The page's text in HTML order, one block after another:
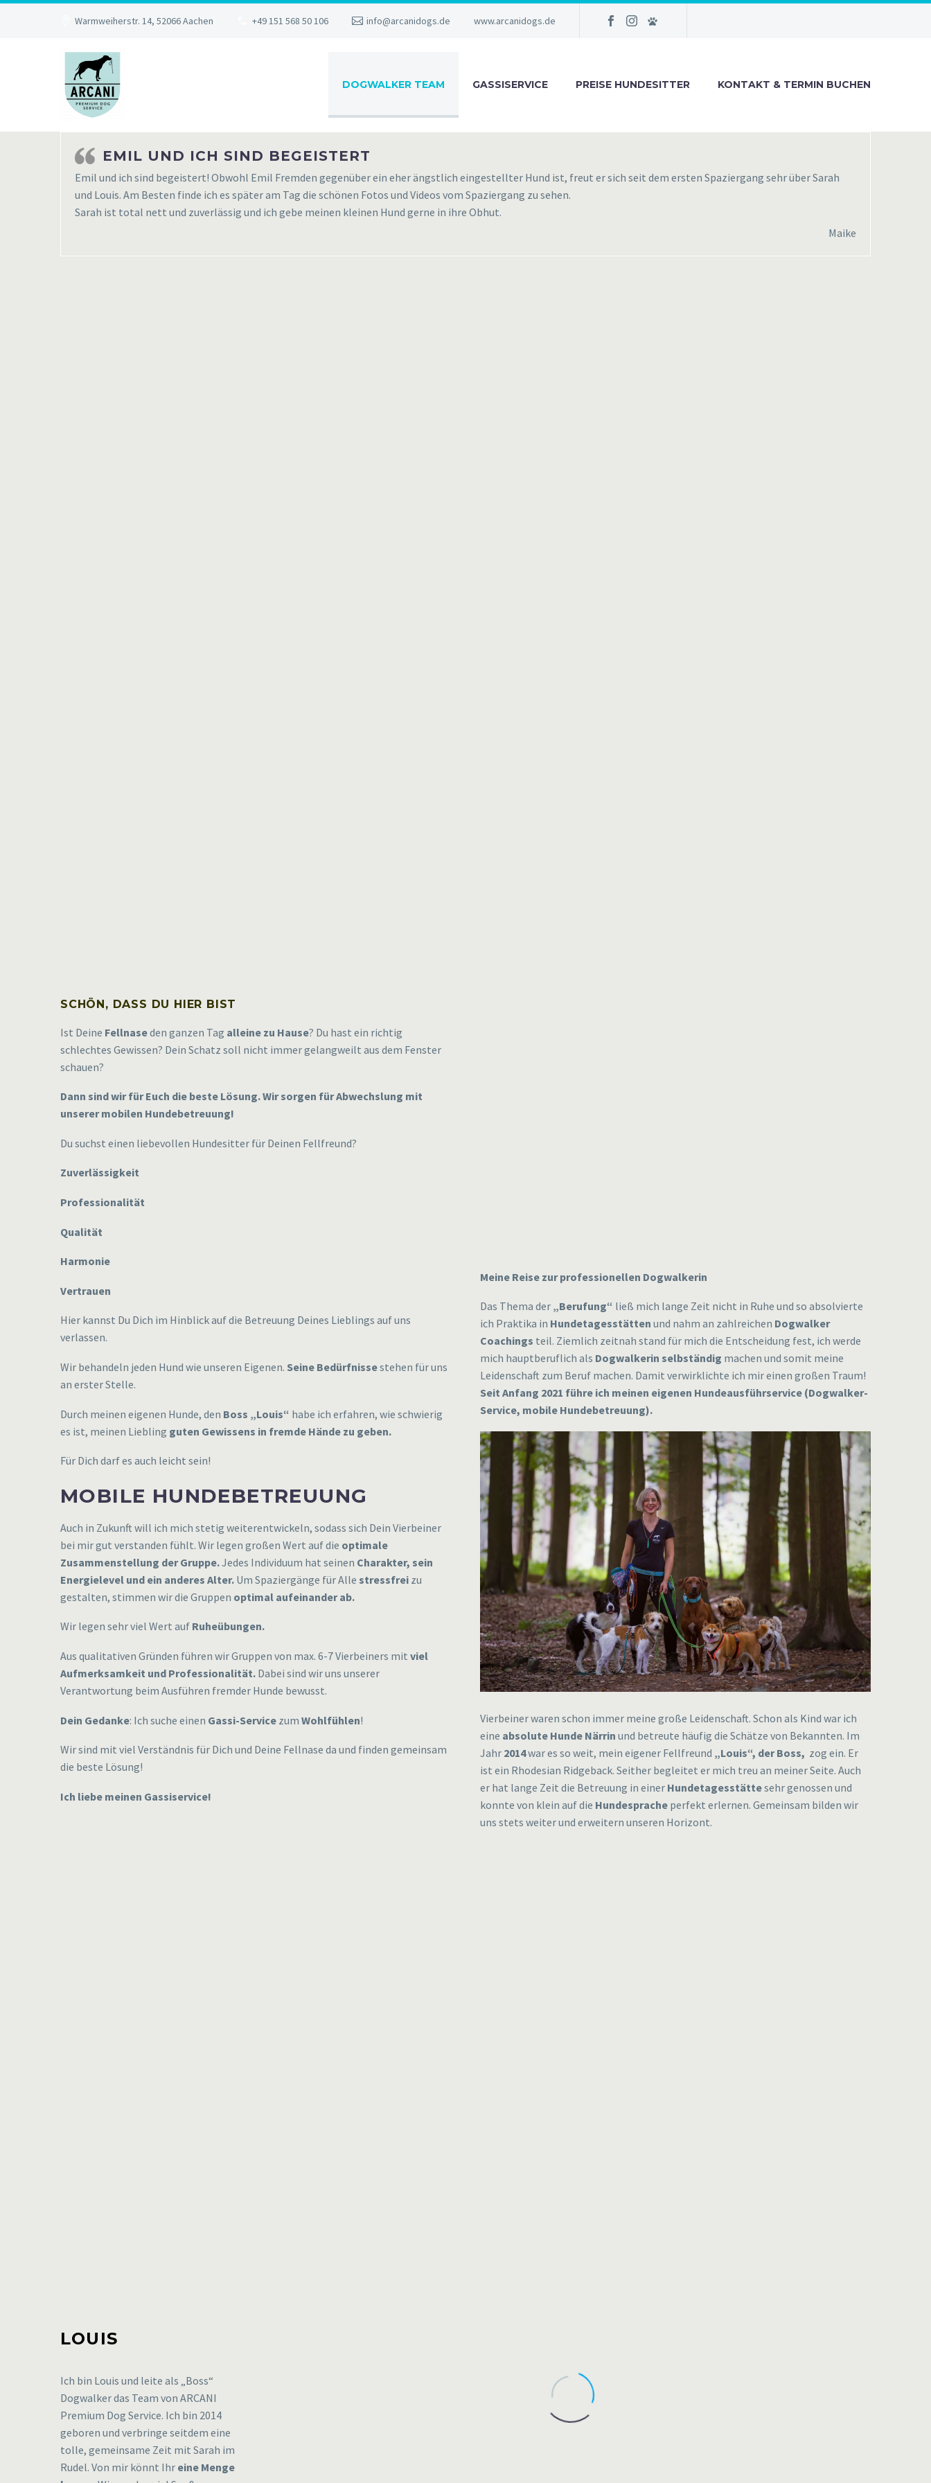
Warmweiherstr. 14, 52066 Aachen +49 151 568 50 106 info@arcanidogs.de www.arcanidogs.de
DOGWALKER TEAM GASSISERVICE PREISE HUNDESITTER KONTAKT & TERMIN BUCHEN
EMIL UND ICH SIND BEGEISTERT
Emil und ich sind begeistert! Obwohl Emil Fremden gegenüber ein eher ängstlich eingestellter Hund ist, freut er sich seit dem ersten Spaziergang sehr über Sarah
und Louis. Am Besten finde ich es später am Tag die schönen Fotos und Videos vom Spaziergang zu sehen.
Sarah ist total nett und zuverlässig und ich gebe meinen kleinen Hund gerne in ihre Obhut.
Maike
SCHÖN, DASS DU HIER BIST
Ist Deine Fellnaseden ganzen Tag alleine zu Hause? Du hast ein richtig
schlechtes Gewissen? Dein Schatz soll nicht immer gelangweilt aus dem Fenster
schauen?
Dann sind wir für Euch die beste Lösung. Wir sorgen für Abwechslung mit
unserer mobilen Hundebetreuung!
Du suchst einen liebevollen Hundesitter für Deinen Fellfreund?
Zuverlässigkeit
Professionalität
Qualität
Harmonie
Vertrauen
Hier kannst Du Dich im Hinblick auf die Betreuung Deines Lieblings auf uns
verlassen.
Wir behandeln jeden Hund wie unseren Eigenen. Seine Bedürfnissestehen für uns
an erster Stelle.
Durch meinen eigenen Hunde, den Boss „Louis“ habe ich erfahren, wie schwierig
es ist, meinen Liebling guten Gewissens in fremde Hände zu geben.
Für Dich darf es auch leicht sein!
MOBILE HUNDEBETREUUNG
Auch in Zukunft will ich mich stetig weiterentwickeln, sodass sich Dein Vierbeiner
bei mir gut verstanden fühlt. Wir legen großen Wert auf die optimale
Zusammenstellung der Gruppe.Jedes Individuum hat seinen Charakter, sein
Energielevel und ein anderes Alter. Um Spaziergänge für Alle stressfrei zu
gestalten, stimmen wir die Gruppen optimal aufeinander ab.
Wir legen sehr viel Wert auf Ruheübungen.
Aus qualitativen Gründen führen wir Gruppen von max. 6-7 Vierbeiners mit viel
Aufmerksamkeit und Professionalität. Dabei sind wir uns unserer
Verantwortung beim Ausführen fremder Hunde bewusst.
Dein Gedanke: Ich suche einen Gassi-Service zum Wohlfühlen!
Wir sind mit viel Verständnis für Dich und Deine Fellnase da und finden gemeinsam
die beste Lösung!
Ich liebe meinen Gassiservice!
Meine Reise zur professionellen Dogwalkerin
Das Thema der „Berufung“ ließ mich lange Zeit nicht in Ruhe und so absolvierte
ich Praktika in Hundetagesstätten und nahm an zahlreichen Dogwalker
Coachings teil. Ziemlich zeitnah stand für mich die Entscheidung fest, ich werde
mich hauptberuflich als Dogwalkerin selbständig machen und somit meine
Leidenschaft zum Beruf machen. Damit verwirklichte ich mir einen großen Traum!
Seit Anfang 2021 führe ich meinen eigenen Hundeausführservice (Dogwalker-
Service, mobile Hundebetreuung).
Vierbeiner waren schon immer meine große Leidenschaft. Schon als Kind war ich
eine absolute Hunde Närrin und betreute häufig die Schätze von Bekannten. Im
Jahr 2014war es so weit, mein eigener Fellfreund „Louis“, der Boss, zog ein. Er
ist ein Rhodesian Ridgeback. Seither begleitet er mich treu an meiner Seite. Auch
er hat lange Zeit die Betreuung in einer Hundetagesstättesehr genossen und
konnte von klein auf die Hundesprache perfekt erlernen. Gemeinsam bilden wir
uns stets weiter und erweitern unseren Horizont.
LOUIS
Ich bin Louis und leite als „Boss“
Dogwalker das Team von ARCANI
Premium Dog Service. Ich bin 2014
geboren und verbringe seitdem eine
tolle, gemeinsame Zeit mit Sarah im
Rudel. Von mir könnt Ihr eine Menge